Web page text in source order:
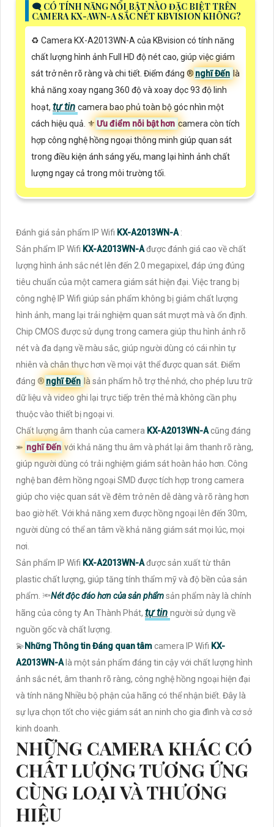
🗨️ CÓ TÍNH NĂNG NỔI BẬT NÀO ĐẶC BIỆT TRÊN
CAMERA KX-AWN-A SẮC NÉT KBVISION KHÔNG?
♻️ Camera KX-A2013WN-A của KBvision có tính năng
chất lượng hình ảnh Full HD độ nét cao, giúp việc giám
sát trở nên rõ ràng và chi tiết. Điểm đáng ®️ nghĩ Đến là
khả năng xoay ngang 360 độ và xoay dọc 93 độ linh
hoạt, tự tin camera bao phủ toàn bộ góc nhìn một
cách hiệu quả. ⚜️ Ưu điểm nỗi bật hơn camera còn tích
hợp công nghệ hồng ngoại thông minh giúp quan sát
trong điều kiện ánh sáng yếu, mang lại hình ảnh chất
lượng ngay cả trong môi trường tối.
Đánh giá sản phẩm IP Wifi KX-A2013WN-A:
Sản phẩm IP Wifi KX-A2013WN-Ađược đánh giá cao về chất
lượng hình ảnh sắc nét lên đến 2.0 megapixel, đáp ứng đúng
tiêu chuẩn của một camera giám sát hiện đại. Việc trang bị
công nghệ IP Wifi giúp sản phẩm không bị giảm chất lượng
hình ảnh, mang lại trải nghiệm quan sát mượt mà và ổn định.
Chip CMOS được sử dụng trong camera giúp thu hình ảnh rõ
nét và đa dạng về màu sắc, giúp người dùng có cái nhìn tự
nhiên và chân thực hơn về mọi vật thể được quan sát. Điểm
đáng ®️ nghĩ Đến là sản phẩm hỗ trợ thẻ nhớ, cho phép lưu trữ
dữ liệu và video ghi lại trực tiếp trên thẻ mà không cần phụ
thuộc vào thiết bị ngoại vi.
Chất lượng âm thanh của camera KX-A2013WN-Acũng đáng
⤘ nghĩ Đến với khả năng thu âm và phát lại âm thanh rõ ràng,
giúp người dùng có trải nghiệm giám sát hoàn hảo hơn. Công
nghệ ban đêm hồng ngoại SMD được tích hợp trong camera
giúp cho việc quan sát về đêm trở nên dễ dàng và rõ ràng hơn
bao giờ hết. Với khả năng xem được hồng ngoại lên đến 30m,
người dùng có thể an tâm về khả năng giám sát mọi lúc, mọi
nơi.
Sản phẩm IP Wifi KX-A2013WN-Ađược sản xuất từ thân
plastic chất lượng, giúp tăng tính thẩm mỹ và độ bền của sản
phẩm. 🔦Nét độc đáo hơn của sản phẩmsản phẩm này là chính
hãng của công ty An Thành Phát, tự tin người sử dụng về
nguồn gốc và chất lượng.
💫 Những Thông tin Đáng quan tâmcamera IP Wifi KX-
A2013WN-A là một sản phẩm đáng tin cậy với chất lượng hình
ảnh sắc nét, âm thanh rõ ràng, công nghệ hồng ngoại hiện đại
và tính năng Nhiều bộ phận của hãng có thể nhận biết. Đây là
sự lựa chọn tốt cho việc giám sát an ninh cho gia đình và cơ sở
kinh doanh.
NHỮNG CAMERA KHÁC CÓ
CHẤT LƯỢNG TƯƠNG ỨNG
CÙNG LOẠI VÀ THƯƠNG
HIỆU